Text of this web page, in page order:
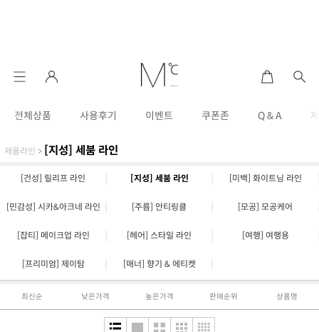
전체상품 사용후기 이벤트 쿠폰존 Q & A
제품라인 > [지성] 세붐 라인
[건성] 릴리프 라인 [지성] 세붐 라인 [미백] 화이트닝 라인
[민감성] 시카&아크네 라인 [주름] 안티링클 [모공] 모공케어
[잡티] 메이크업 라인 [헤어] 스타일 라인 [여행] 여행용
[프리미엄] 제이탐 [매너] 향기 & 에티켓
최신순 낮은가격 높은가격 판매순위 상품명